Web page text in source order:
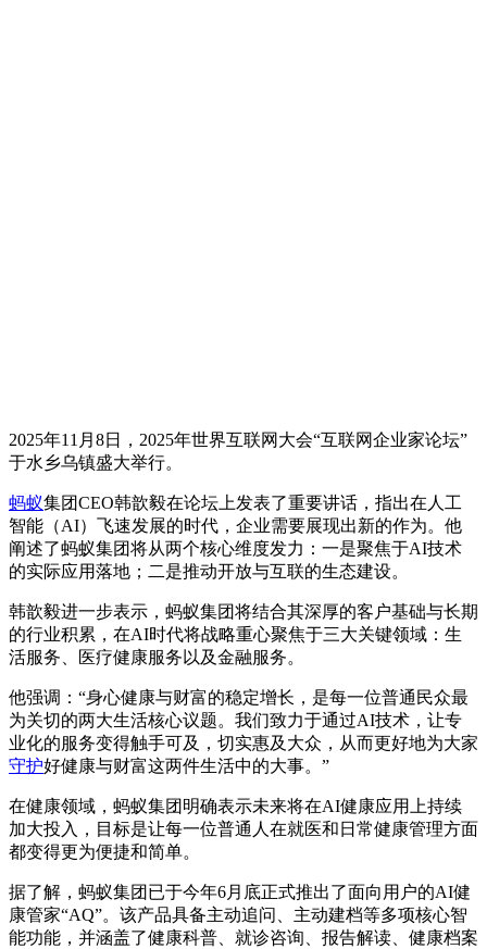
2025年11月8日，2025年世界互联网大会“互联网企业家论坛”
于水乡乌镇盛大举行。
蚂蚁集团CEO韩歆毅在论坛上发表了重要讲话，指出在人工
智能（AI）飞速发展的时代，企业需要展现出新的作为。他
阐述了蚂蚁集团将从两个核心维度发力：一是聚焦于AI技术
的实际应用落地；二是推动开放与互联的生态建设。
韩歆毅进一步表示，蚂蚁集团将结合其深厚的客户基础与长期
的行业积累，在AI时代将战略重心聚焦于三大关键领域：生
活服务、医疗健康服务以及金融服务。
他强调：“身心健康与财富的稳定增长，是每一位普通民众最
为关切的两大生活核心议题。我们致力于通过AI技术，让专
业化的服务变得触手可及，切实惠及大众，从而更好地为大家
守护好健康与财富这两件生活中的大事。”
在健康领域，蚂蚁集团明确表示未来将在AI健康应用上持续
加大投入，目标是让每一位普通人在就医和日常健康管理方面
都变得更为便捷和简单。
据了解，蚂蚁集团已于今年6月底正式推出了面向用户的AI健
康管家“AQ”。该产品具备主动追问、主动建档等多项核心智
能功能，并涵盖了健康科普、就诊咨询、报告解读、健康档案